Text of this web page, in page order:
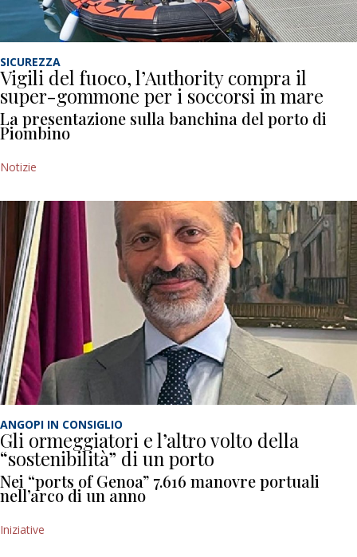
SICUREZZA
Vigili del fuoco, l’Authority compra il
super-gommone per i soccorsi in mare
La presentazione sulla banchina del porto di
Piombino
Notizie
ANGOPI IN CONSIGLIO
Gli ormeggiatori e l’altro volto della
“sostenibilità” di un porto
Nei “ports of Genoa” 7.616 manovre portuali
nell’arco di un anno
Iniziative